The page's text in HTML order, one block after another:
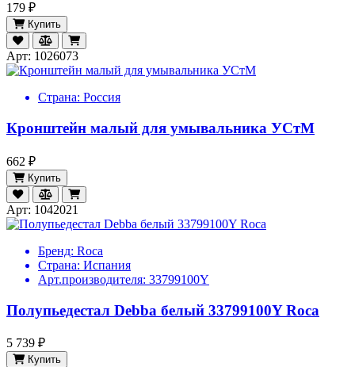
179 ₽
Купить
Арт: 1026073
Страна: Россия
Кронштейн малый для умывальника УСтМ
662 ₽
Купить
Арт: 1042021
Бренд: Roca
Страна: Испания
Арт.производителя: 33799100Y
Полупьедестал Debba белый 33799100Y Roca
5 739 ₽
Купить